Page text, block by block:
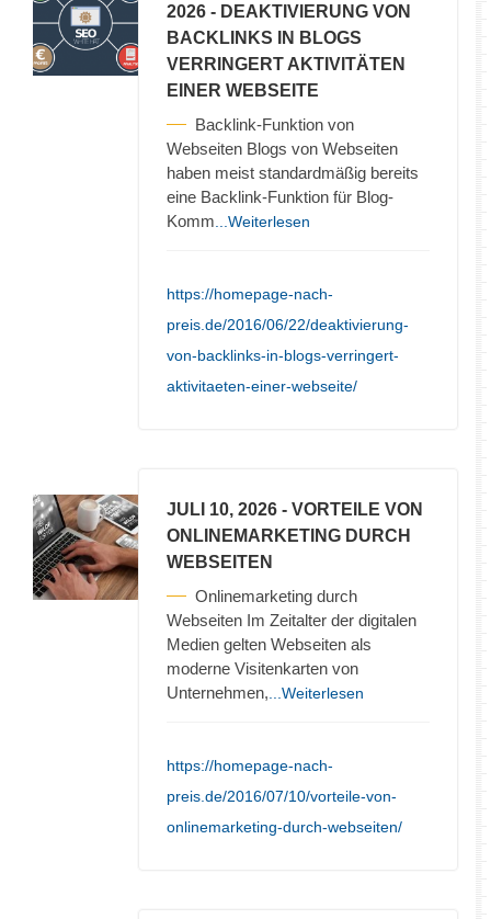
2026 - DEAKTIVIERUNG VON
BACKLINKS IN BLOGS
VERRINGERT AKTIVITÄTEN
EINER WEBSEITE
Backlink-Funktion von
Webseiten Blogs von Webseiten
haben meist standardmäßig bereits
eine Backlink-Funktion für Blog-
Komm ...Weiterlesen
https://homepage-nach-
preis.de/2016/06/22/deaktivierung-
von-backlinks-in-blogs-verringert-
aktivitaeten-einer-webseite/
JULI 10, 2026 - VORTEILE VON
ONLINEMARKETING DURCH
WEBSEITEN
Onlinemarketing durch
Webseiten Im Zeitalter der digitalen
Medien gelten Webseiten als
moderne Visitenkarten von
Unternehmen, ...Weiterlesen
https://homepage-nach-
preis.de/2016/07/10/vorteile-von-
onlinemarketing-durch-webseiten/